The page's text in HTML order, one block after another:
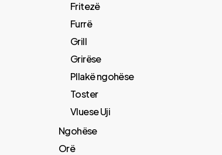
Fritezë
Furrë
Grill
Grirëse
Pllakë ngohëse
Toster
Vluese Uji
Ngohëse
Orë